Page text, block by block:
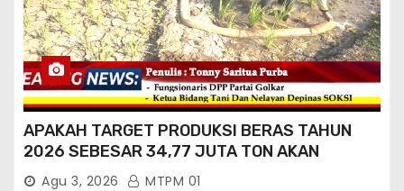
APAKAH TARGET PRODUKSI BERAS TAHUN
2026 SEBESAR 34,77 JUTA TON AKAN
TERCAPAI ?
Agu 3, 2026 MTPM 01